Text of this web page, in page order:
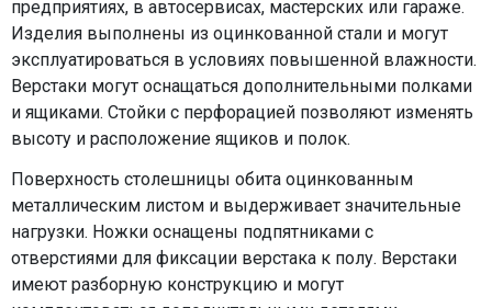
предприятиях, в автосервисах, мастерских или гараже.
Изделия выполнены из оцинкованной стали и могут
эксплуатироваться в условиях повышенной влажности.
Верстаки могут оснащаться дополнительными полками
и ящиками. Стойки с перфорацией позволяют изменять
высоту и расположение ящиков и полок.
Поверхность столешницы обита оцинкованным
металлическим листом и выдерживает значительные
нагрузки. Ножки оснащены подпятниками с
отверстиями для фиксации верстака к полу. Верстаки
имеют разборную конструкцию и могут